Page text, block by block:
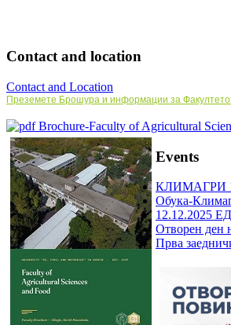
Contact and location
Contact and Location
Преземете Брошура и информации за
Brochure-Faculty of Agricultural
Events
КЛИМАГРИ
Обука-
Отворен
Прва